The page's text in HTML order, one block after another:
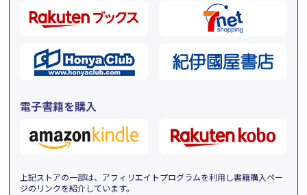
電子書籍を購入
上記ストアの一部は、アフィリエイトプログラムを利用し書籍購入ペー
ジのリンクを紹介しています。